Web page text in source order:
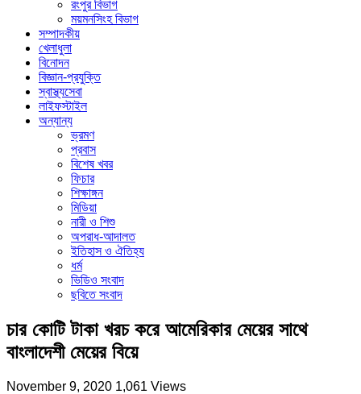
রংপুর বিভাগ
ময়মনসিংহ বিভাগ
সম্পাদকীয়
খেলাধুলা
বিনোদন
বিজ্ঞান-প্রযুক্তি
স্বাস্থ্যসেবা
লাইফস্টাইল
অন্যান্য
ভ্রমণ
প্রবাস
বিশেষ খবর
ফিচার
শিক্ষাঙ্গন
মিডিয়া
নারী ও শিশু
অপরাধ-আদালত
ইতিহাস ও ঐতিহ্য
ধর্ম
ভিডিও সংবাদ
ছবিতে সংবাদ
চার কোটি টাকা খরচ করে আমেরিকার মেয়ের সাথে
বাংলাদেশী মেয়ের বিয়ে
November 9, 2020 1,061 Views